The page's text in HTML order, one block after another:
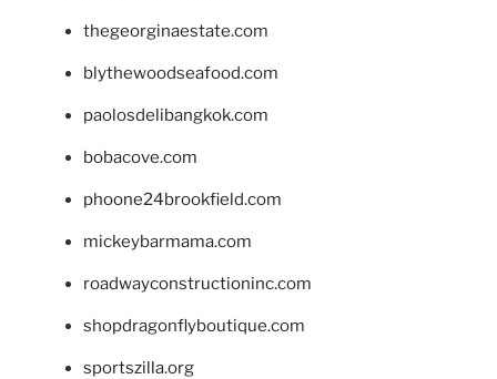
thegeorginaestate.com
blythewoodseafood.com
paolosdelibangkok.com
bobacove.com
phoone24brookfield.com
mickeybarmama.com
roadwayconstructioninc.com
shopdragonflyboutique.com
sportszilla.org